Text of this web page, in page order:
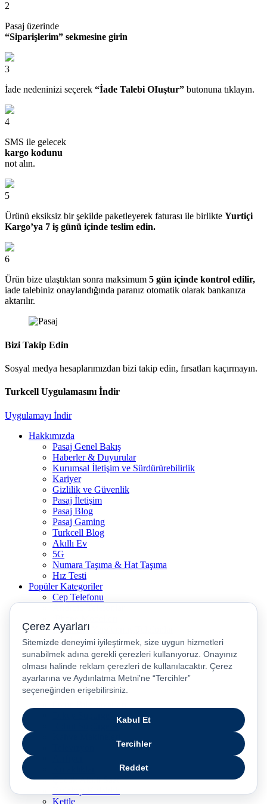
2
Pasaj üzerinde
“Siparişlerim” sekmesine girin
3
İade nedeninizi seçerek “İade Talebi OIuştur” butonuna tıklayın.
4
SMS ile gelecek
kargo kodunu
not alın.
5
Ürünü eksiksiz bir şekilde paketleyerek faturası ile birlikte Yurtiçi
Kargo’ya 7 iş günü içinde teslim edin.
6
Ürün bize ulaştıktan sonra maksimum 5 gün içinde kontrol edilir,
iade talebiniz onaylandığında paranız otomatik olarak bankanıza
aktarılır.
Bizi Takip Edin
Sosyal medya hesaplarımızdan bizi takip edin, fırsatları kaçırmayın.
Turkcell Uygulamasını İndir
Uygulamayı İndir
Hakkımızda
Pasaj Genel Bakış
Haberler & Duyurular
Kurumsal İletişim ve Sürdürürebilirlik
Kariyer
Gizlilik ve Güvenlik
Pasaj İletişim
Pasaj Blog
Pasaj Gaming
Turkcell Blog
Akıllı Ev
5G
Numara Taşıma & Hat Taşıma
Hız Testi
Popüler Kategoriler
Cep Telefonu
İkinci El / Yenilenmiş Telefonlar
Yenilenmiş iPhone
5G Uyumlu Telefonlar
Akıllı Saatler
Bluetooth Kulaklıklar
Tabletler
Laptop
Dikey Süpürgeler
Robot Süpürgeler
Çocuk Akıllı Saat
Kettle